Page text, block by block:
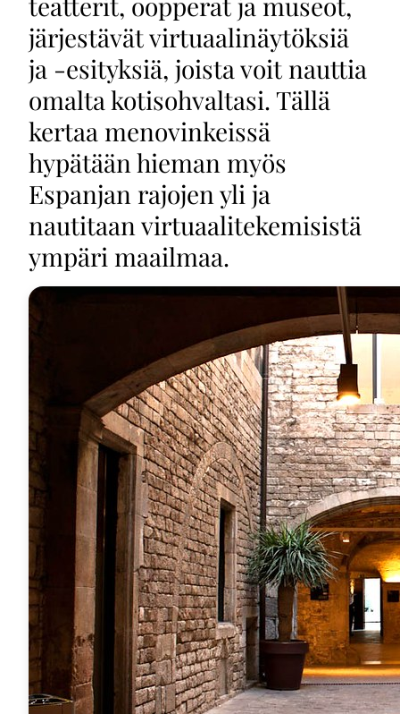
järjestävät virtuaalinäytöksiä
ja -esityksiä, joista voit nauttia
omalta kotisohvaltasi. Tällä
kertaa menovinkeissä
hypätään hieman myös
Espanjan rajojen yli ja
nautitaan virtuaalitekemisistä
ympäri maailmaa.